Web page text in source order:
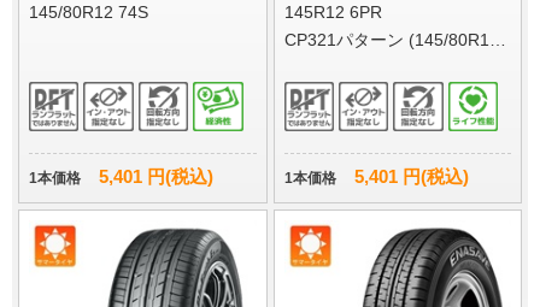
145/80R12 74S
1本価格 5,401 円(税込)
145R12 6PR
CP321パターン (145/80R12
1本価格 5,401 円(税込)